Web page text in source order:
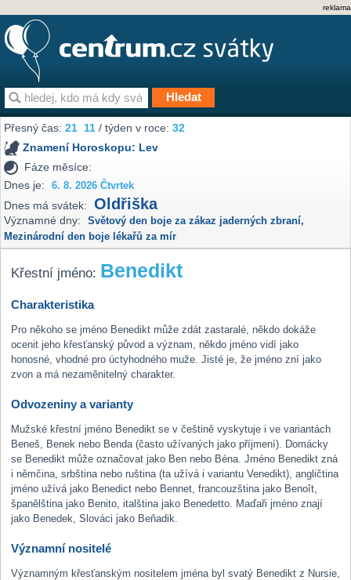
reklama
Přesný čas:21 11 / týden v roce:32
Znamení Horoskopu: Lev
Fáze měsíce:
Dnes je:
6. 8. 2026 Čtvrtek
Dnes má svátek: Oldřiška
Významné dny: Světový den boje za zákaz jaderných zbraní,
Mezinárodní den boje lékařů za mír
Křestní jméno: Benedikt
Charakteristika
Pro někoho se jméno Benedikt může zdát zastaralé, někdo dokáže
ocenit jeho křesťanský původ a význam, někdo jméno vidí jako
honosné, vhodné pro úctyhodného muže. Jisté je, že jméno zní jako
zvon a má nezaměnitelný charakter.
Odvozeniny a varianty
Mužské křestní jméno Benedikt se v češtině vyskytuje i ve variantách
Beneš, Benek nebo Benda (často užívaných jako příjmení). Domácky
se Benedikt může označovat jako Ben nebo Béna. Jméno Benedikt zná
i němčina, srbština nebo ruština (ta užívá i variantu Venedikt), angličtina
jméno užívá jako Benedict nebo Bennet, francouzština jako Benoît,
španělština jako Benito, italština jako Benedetto. Maďaři jméno znají
jako Benedek, Slováci jako Beňadik.
Významní nositelé
Významným křesťanským nositelem jména byl svatý Benedikt z Nursie,